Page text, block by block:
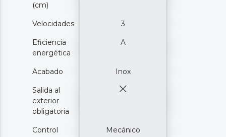
(cm)
Velocidades 3
Eficiencia
energética
A
Acabado Inox
Salida al
exterior
obligatoria
Control Mecánico